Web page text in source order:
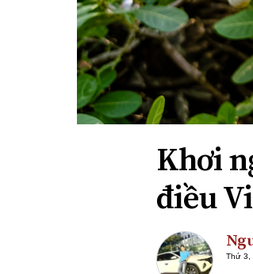
Xi nhan Trái Phải
Bạn đọc viết
Khơi
điều
Thứ 3,